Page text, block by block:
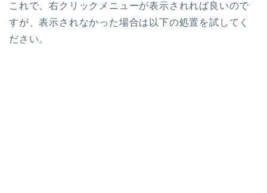
これで、右クリックメニューが表示されれば良いので
すが、表示されなかった場合は以下の処置を試してく
ださい。